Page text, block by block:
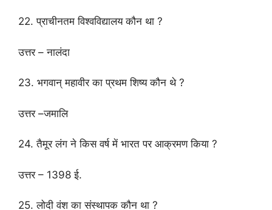
22. प्राचीनतम विश्वविद्यालय कौन था ?
उत्तर – नालंदा
23. भगवान् महावीर का प्रथम शिष्य कौन थे ?
उत्तर –जमालि
24. तैमूर लंग ने किस वर्ष में भारत पर आक्रमण किया ?
उत्तर – 1398 ई.
25. लोदी वंश का संस्थापक कौन था ?